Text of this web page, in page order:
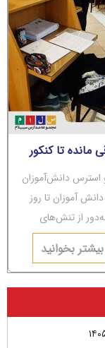
تا کنکور
توصیه‌های مفید به والدین جهت کاهش اضطراب و استرس دانش‌آموزان
اضطراب دانش آموزان تا روز
از تنش‌های
بیشتر بخوانید